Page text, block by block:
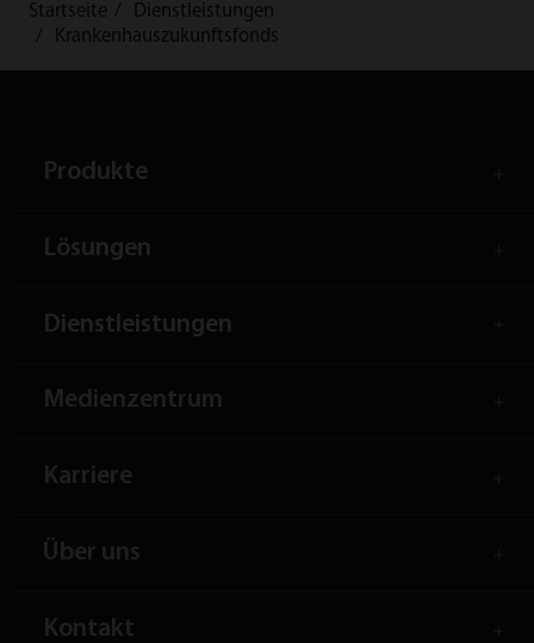
Startseite
Dienstleistungen
Krankenhauszukunftsfonds
Produkte
Lösungen
Dienstleistungen
Medienzentrum
Karriere
Über uns
Kontakt